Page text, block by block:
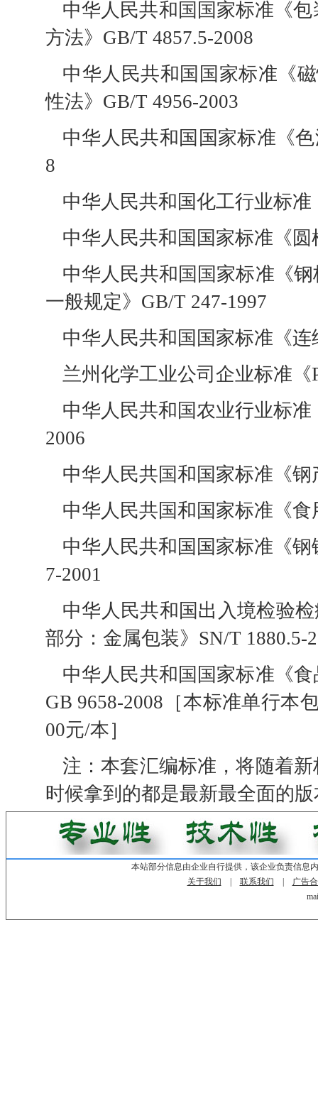
中华人民共和国国家标准《
方法》GB/T 4857.5-2008
中华人民共和国国家标准《
性法》GB/T 4956-2003
中华人民共和国国家标准《
8
中华人民共和国化工行业标
中华人民共和国国家标准《
中华人民共和国国家标准《
一般规定》GB/T 247-1997
中华人民共和国国家标准《
兰州化学工业公司企业标准《
中华人民共和国农业行业标
2006
中华人民共国和国家标准《
中华人民共国和国家标准《
中华人民共和国国家标准《
7-2001
中华人民共和国出入境检验
部分：金属包装》SN/T 1880.5-
中华人民共和国国家标准《
GB 9658-2008［本标准单行本
00元/本］
注：本套汇编标准，将随着
时候拿到的都是最新最全面的
本站部分信息由企业自行提供，该企业负责信息
关于我们
联系我们
广告